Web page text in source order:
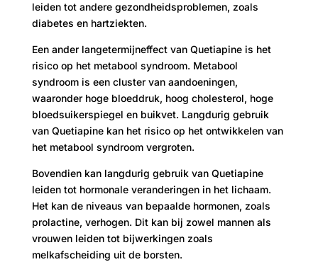
leiden tot andere gezondheidsproblemen, zoals
diabetes en hartziekten.
Een ander langetermijneffect van Quetiapine is het
risico op het metabool syndroom. Metabool
syndroom is een cluster van aandoeningen,
waaronder hoge bloeddruk, hoog cholesterol, hoge
bloedsuikerspiegel en buikvet. Langdurig gebruik
van Quetiapine kan het risico op het ontwikkelen van
het metabool syndroom vergroten.
Bovendien kan langdurig gebruik van Quetiapine
leiden tot hormonale veranderingen in het lichaam.
Het kan de niveaus van bepaalde hormonen, zoals
prolactine, verhogen. Dit kan bij zowel mannen als
vrouwen leiden tot bijwerkingen zoals
melkafscheiding uit de borsten.